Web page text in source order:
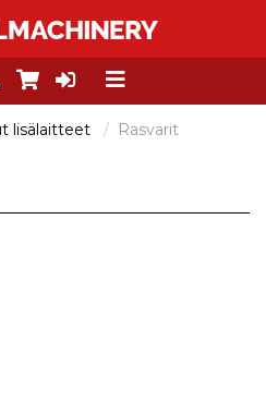
lisälaitteet Rasvarit